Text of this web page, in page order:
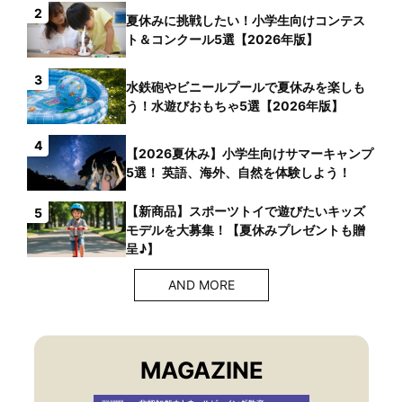
2
夏休みに挑戦したい！小学生向けコンテス
ト＆コンクール5選【2026年版】
3
水鉄砲やビニールプールで夏休みを楽しも
う！水遊びおもちゃ5選【2026年版】
4
【2026夏休み】小学生向けサマーキャンプ
5選！ 英語、海外、自然を体験しよう！
5
【新商品】スポーツトイで遊びたいキッズ
モデルを大募集！【夏休みプレゼントも贈
呈♪】
AND MORE
MAGAZINE